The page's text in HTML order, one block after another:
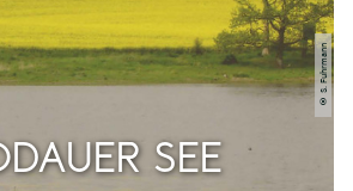
© S. Fuhrmann
SEE